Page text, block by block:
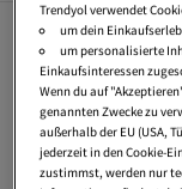
Lange Tuniken
Tunika Mit Gürtel
Lange Blusen
Tunika 52 54
Trendyol verwendet
um dein
um personalisierte
Einkaufsinteressen
Wenn du auf
genannten Zwecke zu
außerhalb der EU (USA,
jederzeit in den Cookie-
zustimmst, werden nur